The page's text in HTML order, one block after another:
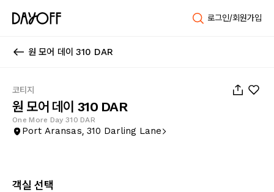
로그인/회원가입
원 모어 데이 310 DAR
코티지
원 모어 데이 310 DAR
One More Day 310 DAR
Port Aransas, 310 Darling Lane
객실 선택